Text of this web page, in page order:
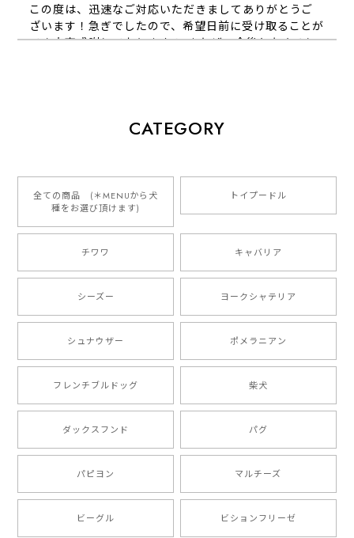
この度は、迅速なご対応いただきましてありがとうご
ざいます！急ぎでしたので、希望日前に受け取ることが
でき大変感謝しております！ またぜひ今後ともよろし
2026/01/16
とっても可愛くて、わんちゃんの名前や電話番号も分か
りやすくて最高です！ ありがとうございました❁⃘*.ﾟ
ご縁がありましたら、またよろしくお願いいたします。
【 自然に囲まれた ダックスフンド 】 キャニスター 保存容器 お家用 プレゼント 犬 ペット うちの子 犬グッズ
【 ボーダーコリー 水彩画風 毛色4色 】 手帳 スマホケース 犬 うちの子 iPhone & Android
ったです。 ご連絡が取りづらい点だけ少し不安になり
ましたが、商品の素敵さでチャラです。 本当に可愛
い。ありがとうございます。
CATEGORY
全ての商品 (＊MENUから犬
種をお選び頂けます)
トイプードル
チワワ キャバリア
シーズー ヨークシャテリア
シュナウザー ポメラニアン
フレンチブルドッグ 柴犬
ダックスフンド パグ
パピヨン マルチーズ
ビーグル ビションフリーゼ